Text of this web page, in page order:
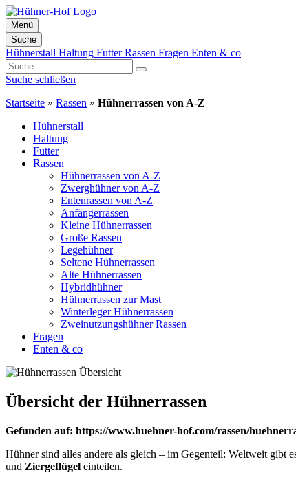
Menü
Suche
Zum
Inhalt
springen
Hühnerstall Haltung FutterRassen Fragen Enten & co
Suche schließen
Startseite » Rassen » Hühnerrassen von A-Z
Hühnerstall
Haltung
Futter
Rassen
Hühnerrassen von A-Z
Zwerghühner von A-Z
Entenrassen von A-Z
Anfängerrassen
Kleine Hühnerrassen
Große Rassen
Legehühner
Seltene Hühnerrassen
Alte Hühnerrassen
Hybridhühner
Hühnerrassen zur Mast
Winterleger Hühnerrassen
Zweinutzungshühner Rassen
Fragen
Enten & co
Übersicht der Hühnerrassen
Gefunden auf: https://www.huehner-hof.com/rassen/
Hühner sind alles andere als gleich – im Gegenteil: Weltweit gibt
und Ziergeflügel einteilen.